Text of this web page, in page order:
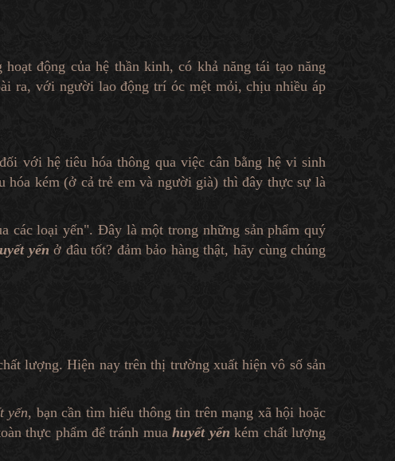
động của hệ thần kinh, có khả năng tái tạo năng
ra, với người lao động trí óc mệt mỏi, chịu nhiều áp
với hệ tiêu hóa thông qua việc cân bằng hệ vi sinh
hóa kém (ở cả trẻ em và người già) thì đây thực sự là
các loại yến". Đây là một trong những sản phẩm quý
yến ở đâu tốt? đảm bảo hàng thật, hãy cùng chúng
lượng. Hiện nay trên thị trường xuất hiện vô số sản
yến, bạn cần tìm hiểu thông tin trên mạng xã hội hoặc
thực phẩm để tránh mua huyết yến kém chất lượng